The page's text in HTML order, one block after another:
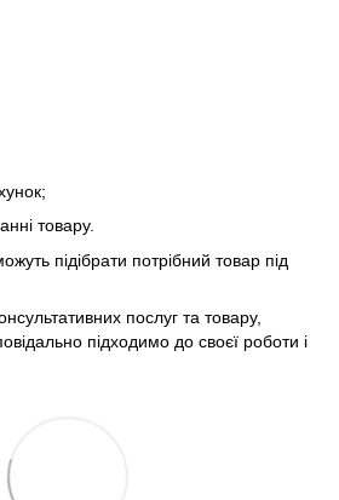
товару.
підібрати потрібний товар під
послуг та товару,
підходимо до своєї роботи і